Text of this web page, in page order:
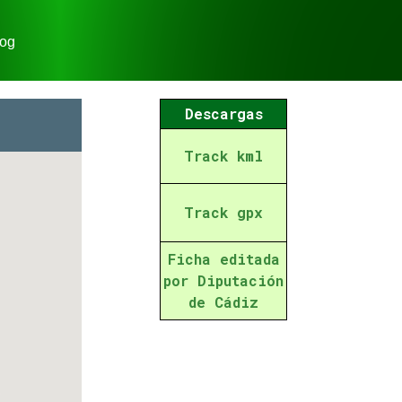
Descargas
Track kml
Track gpx
Ficha editada
por Diputación
de Cádiz